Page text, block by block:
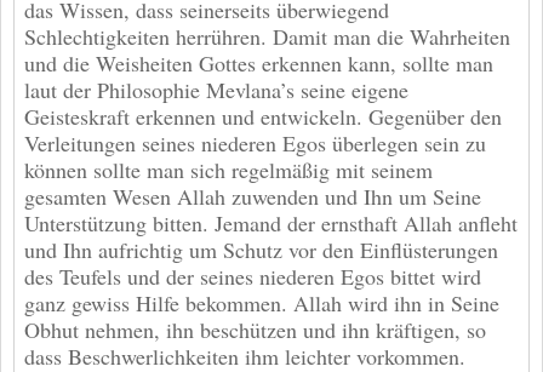
das Wissen, dass seinerseits überwiegend
Schlechtigkeiten herrühren. Damit man die Wahrheiten
und die Weisheiten Gottes erkennen kann, sollte man
laut der Philosophie Mevlana’s seine eigene
Geisteskraft erkennen und entwickeln. Gegenüber den
Verleitungen seines niederen Egos überlegen sein zu
können sollte man sich regelmäßig mit seinem
gesamten Wesen Allah zuwenden und Ihn um Seine
Unterstützung bitten. Jemand der ernsthaft Allah anfleht
und Ihn aufrichtig um Schutz vor den Einflüsterungen
des Teufels und der seines niederen Egos bittet wird
ganz gewiss Hilfe bekommen. Allah wird ihn in Seine
Obhut nehmen, ihn beschützen und ihn kräftigen, so
dass Beschwerlichkeiten ihm leichter vorkommen.